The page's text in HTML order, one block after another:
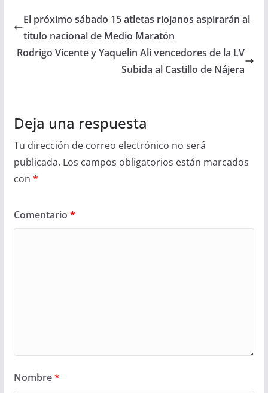
El próximo sábado 15 atletas riojanos aspirarán al
título nacional de Medio Maratón
Rodrigo Vicente y Yaquelin Ali vencedores de la LV
Subida al Castillo de Nájera
Deja una respuesta
Tu dirección de correo electrónico no será
publicada. Los campos obligatorios están marcados
con *
Comentario *
Nombre*